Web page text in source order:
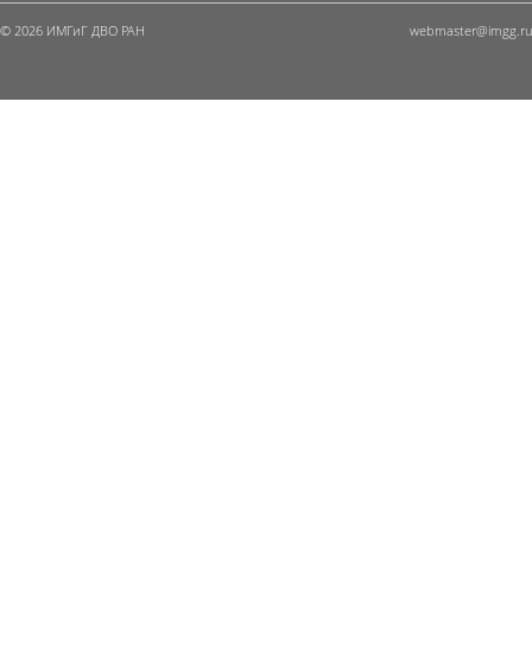
© 2026 ИМГиГ ДВО РАН